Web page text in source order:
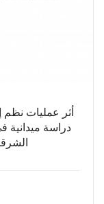
أثر عمليات نظم
دراسة ميدانية